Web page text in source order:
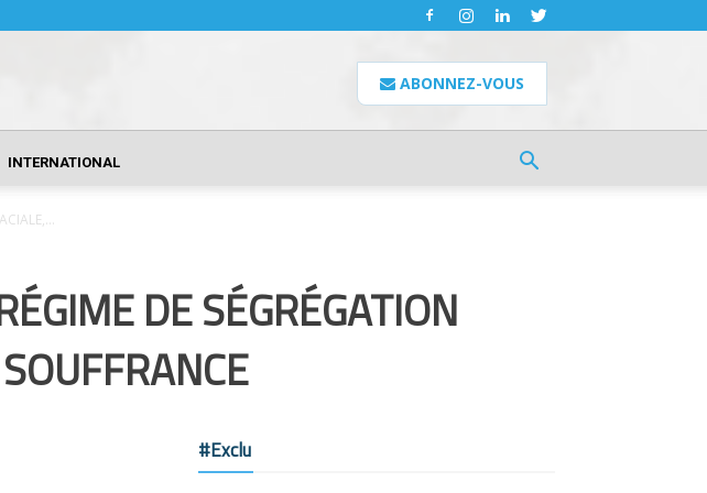
ABONNEZ-VOUS
INTERNATIONAL
DE SÉGRÉGATION
#Exclu